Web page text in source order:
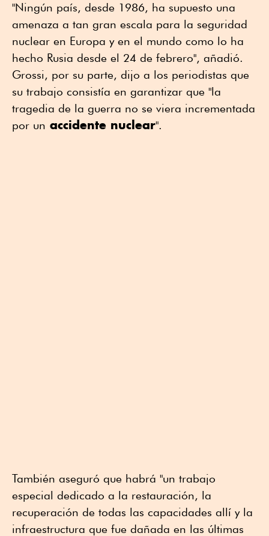
"Ningún país, desde 1986, ha supuesto una
amenaza a tan gran escala para la seguridad
nuclear en Europa y en el mundo como lo ha
hecho Rusia desde el 24 de febrero", añadió.
Grossi, por su parte, dijo a los periodistas que
su trabajo consistía en garantizar que "la
tragedia de la guerra no se viera incrementada
por un accidente nuclear".
También aseguró que habrá "un trabajo
especial dedicado a la restauración, la
recuperación de todas las capacidades allí y la
infraestructura que fue dañada en las últimas